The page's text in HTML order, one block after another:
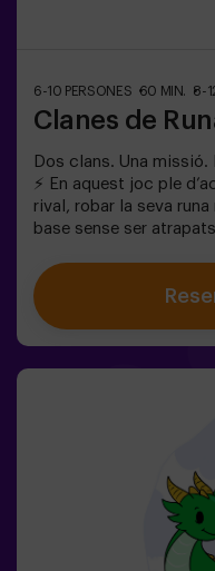
d’un adult, que també
6-10 PERSONES 60 MIN. 8-
Clanes de
Dos clans. Una missió.
⚡ En aquest joc ple
rival, robar la seva
base sense ser
alliberi. ❄️ La clau és
equip i saber quan
tracta de córrer, sinó